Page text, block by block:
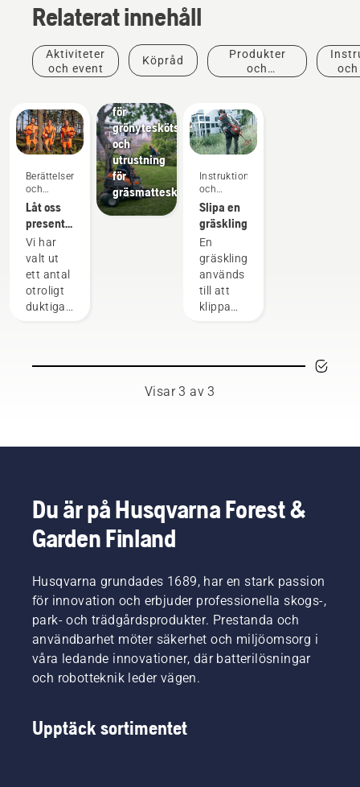
Relaterat innehåll
Aktiviteter
och event
Köpråd
Produkter
och
Berättelser
och
inspiration
Låt oss
presentera
Husqvarnas
H-Team
– våra
mest
krävande
Vi har
valt ut
ett antal
otroligt
duktiga
bland
parkskötsel.
Tillsammans
utgör de
vårt H-
Och de
ställer
otroligt
höga
krav på
sin
utrustning.
Grönyteskötsel
Verktyg
för
grönyteskötsel,
professionell
för
grönyteskötsel
och
utrustning
för
gräsmatteskötsel
Instruktioner
och
guider
Slipa en
gräsklinga
En
gräsklinga
används
till att
klippa
en
grästrimmer
klipper
tjockt
effektivt.
Titta på
den här
korta
videon
om hur
Visar 3 av 3
Du är på Husqvarna Forest &
Garden Finland
Husqvarna grundades 1689, har en stark passion
för innovation och erbjuder professionella skogs-,
park- och trädgårdsprodukter. Prestanda och
användbarhet möter säkerhet och miljöomsorg i
våra ledande innovationer, där batterilösningar
och robotteknik leder vägen.
Upptäck sortimentet